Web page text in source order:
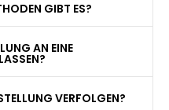
GIBT ES?
AN EINE
VERFOLGEN?